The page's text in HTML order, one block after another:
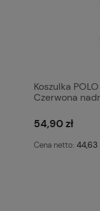
Koszulka
Czerwona
54,90 zł
Cena netto: 44,63